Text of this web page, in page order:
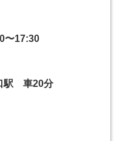
〜17:30
駅 車20分